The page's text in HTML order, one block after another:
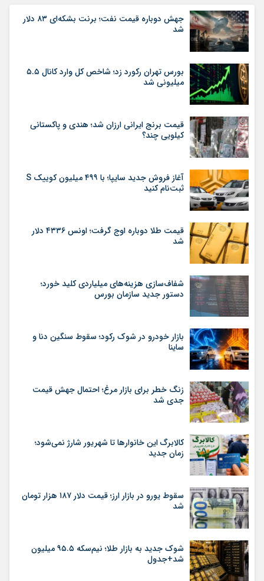
جهش دوباره قیمت نفت؛ برنت بشکه‌ای ۸۳ دلار
شد
بورس تهران رکورد زد؛ شاخص کل وارد کانال ۵.۵
میلیونی شد
قیمت برنج ایرانی ارزان شد؛ هندی و پاکستانی
کیلویی چند؟
آغاز فروش جدید سایپا؛ با ۴۹۹ میلیون کوییک S
ثبت‌نام کنید
قیمت طلا دوباره اوج گرفت؛ اونس ۴۳۳۶ دلار
شد
شفاف‌سازی هزینه‌های میلیاردی کلید خورد؛
دستور جدید سازمان بورس
بازار خودرو در شوک رکود؛ سقوط سنگین دنا و
ساینا
زنگ خطر برای بازار مرغ؛ احتمال جهش قیمت
جدی شد
کالابرگ این خانوارها تا شهریور شارژ نمی‌شود؛
زمان جدید
سقوط یورو در بازار ارز؛ قیمت دلار ۱۸۷ هزار تومان
شد
شوک جدید به بازار طلا؛ نیم‌سکه ۹۵.۵ میلیون
شد+جدول